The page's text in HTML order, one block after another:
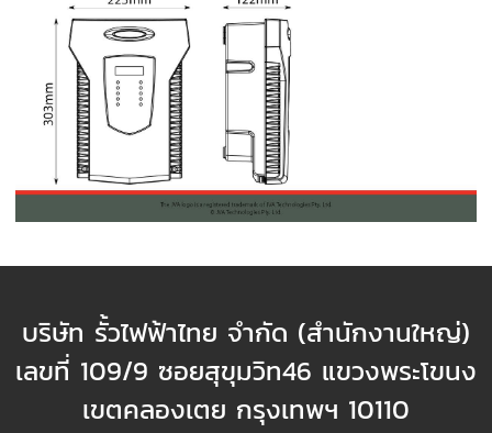
บริษัท รั้วไฟฟ้าไทย จำกัด (สำนักงานใหญ่)
เลขที่ 109/9 ซอยสุขุมวิท46 แขวงพระโขนง
เขตคลองเตย กรุงเทพฯ 10110